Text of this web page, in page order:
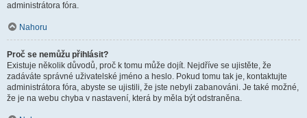
administrátora fóra.
Nahoru
Proč se nemůžu přihlásit?
Existuje několik důvodů, proč k tomu může dojít. Nejdříve se ujistěte, že
zadáváte správné uživatelské jméno a heslo. Pokud tomu tak je, kontaktujte
administrátora fóra, abyste se ujistili, že jste nebyli zabanováni. Je také možné,
že je na webu chyba v nastavení, která by měla být odstraněna.